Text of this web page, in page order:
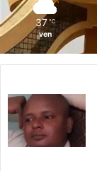
37 ℃
ven